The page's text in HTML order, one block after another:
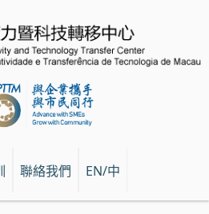
聯絡我們 EN/中